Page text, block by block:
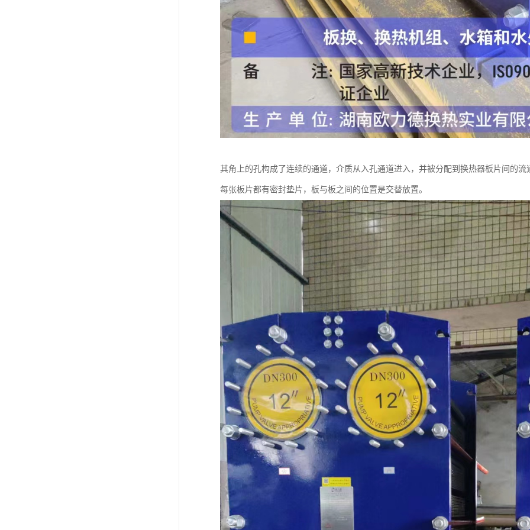
其角上的孔构成了连续的通道，介质从入孔通道进入，并被分配到换热器板片间的流
每张板片都有密封垫片，板与板之间的位置是交替放置。